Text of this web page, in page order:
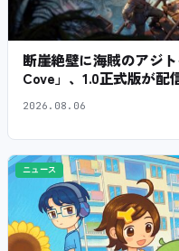
断崖絶壁に海賊のアジ
Cove」、1.0正式版が配
2026.08.06
ニュース